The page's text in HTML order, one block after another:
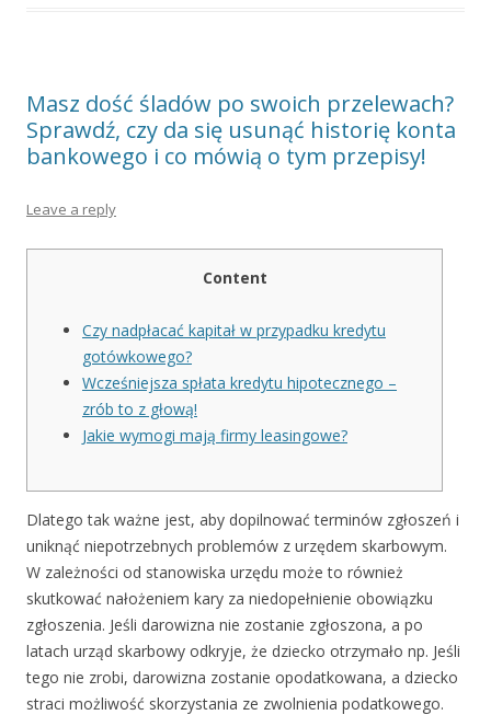
Masz dość śladów po swoich przelewach?
Sprawdź, czy da się usunąć historię konta
bankowego i co mówią o tym przepisy!
Leave a reply
Content
Czy nadpłacać kapitał w przypadku kredytu
gotówkowego?
Wcześniejsza spłata kredytu hipotecznego –
zrób to z głową!
Jakie wymogi mają firmy leasingowe?
Dlatego tak ważne jest, aby dopilnować terminów zgłoszeń i
uniknąć niepotrzebnych problemów z urzędem skarbowym.
W zależności od stanowiska urzędu może to również
skutkować nałożeniem kary za niedopełnienie obowiązku
zgłoszenia. Jeśli darowizna nie zostanie zgłoszona, a po
latach urząd skarbowy odkryje, że dziecko otrzymało np. Jeśli
tego nie zrobi, darowizna zostanie opodatkowana, a dziecko
straci możliwość skorzystania ze zwolnienia podatkowego.